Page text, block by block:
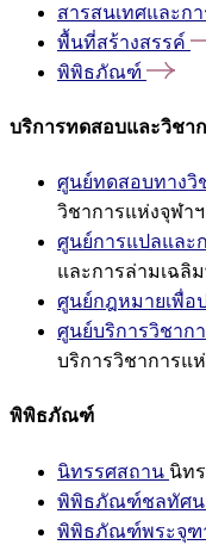
สารสนเทศและก
พื้นที่สร้างสรรค์
พิพิธภัณฑ์
บริการทดสอบและวิชา
ศูนย์ทดสอบทางวิ
วิชาการแห่งจุฬาฯ
ศูนย์การแปลและ
และการล่ามเฉลิ
ศูนย์กฎหมายเพื่อ
ศูนย์บริการวิชาก
บริการวิชาการแ
พิพิธภัณฑ์
นิทรรศสถาน นิท
พิพิธภัณฑ์ชลทัศน
พิพิธภัณฑ์พระจุฑ